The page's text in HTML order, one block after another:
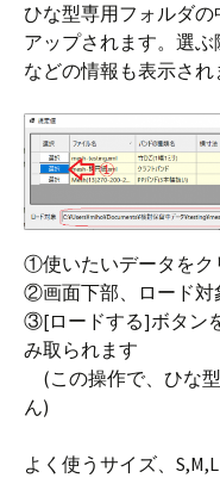
ひな型専用フォルダ
アップされます。選
などの情報も表示され
①使いたいデータをク
②画面下部、ロード対
③[ロードする]ボタン
み取られます
(この操作で、ひな
ん)
よく使うサイズ、